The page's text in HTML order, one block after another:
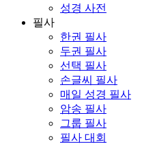
성경 사전
필사
한권 필사
두권 필사
선택 필사
손글씨 필사
매일 성경 필사
암송 필사
그룹 필사
필사 대회